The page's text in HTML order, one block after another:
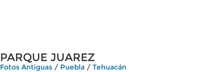
PARQUE JUAREZ
Fotos Antiguas / Puebla / Tehuacán